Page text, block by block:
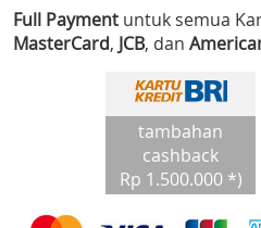
Full Payment untuk semua
MasterCard, JCB, dan
tambahan
cashback
Rp 1.500.000 *)